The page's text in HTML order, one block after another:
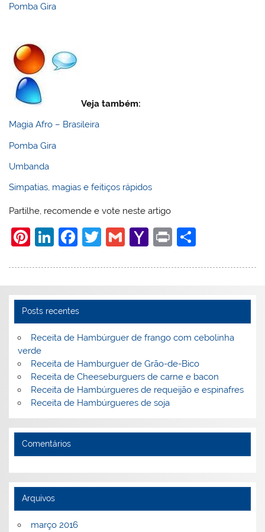
Pomba Gira
Veja também:
Magia Afro – Brasileira
Pomba Gira
Umbanda
Simpatias, magias e feitiços rápidos
Partilhe, recomende e vote neste artigo
Pi
er
e
st
Li
k
dI
n
F
c
b
o
k
T
itt
G
ai
Y
h
M
l
Pr
t
ar
Posts recentes
Receita de Hambúrguer de frango com cebolinha
verde
Receita de Hamburguer de Grão-de-Bico
Receita de Cheeseburguers de carne e bacon
Receita de Hambúrgueres de requeijão e espinafres
Receita de Hambúrgueres de soja
Comentários
Arquivos
março 2016